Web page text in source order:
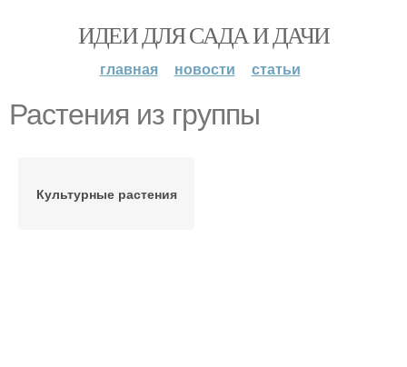
ИДЕИ ДЛЯ САДА И ДАЧИ
главная новости статьи
Растения из группы
Культурные растения